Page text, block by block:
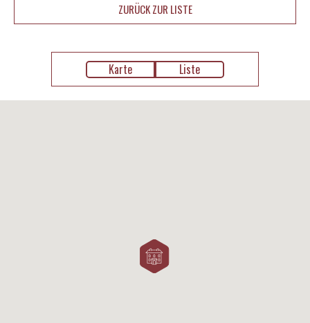
ZURÜCK ZUR LISTE
Karte Liste